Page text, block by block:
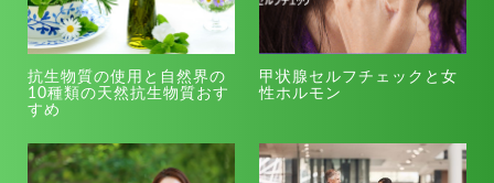
抗生物質の使用と自然界の
10種類の天然抗生物質おす
すめ
甲状腺セルフチェックと女
性ホルモン